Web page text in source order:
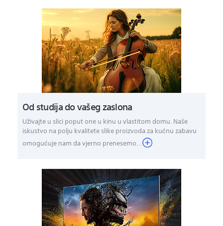
Od studija do vašeg zaslona
Uživajte u slici poput one u kinu u vlastitom domu. Naše
iskustvo na polju kvalitete slike proizvoda za kućnu zabavu
omogućuje nam da vjerno prenesemo...